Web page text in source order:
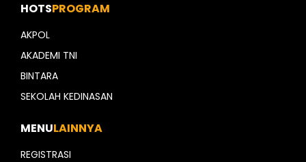
HOTSPROGRAM
AKPOL
AKADEMI TNI
BINTARA
SEKOLAH KEDINASAN
MENULAINNYA
REGISTRASI